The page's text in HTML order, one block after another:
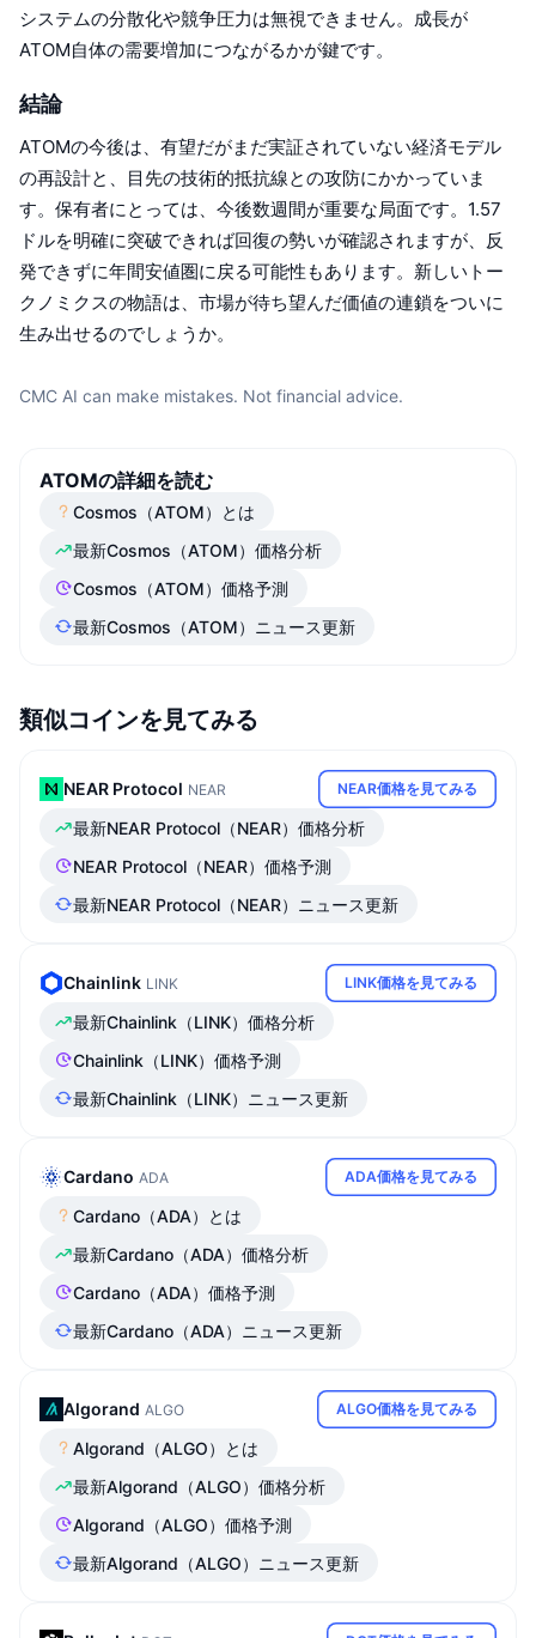
システムの分散化や競争圧力は無視できません。成長が
ATOM自体の需要増加につながるかが鍵です。
結論
ATOMの今後は、有望だがまだ実証されていない経済モデル
の再設計と、目先の技術的抵抗線との攻防にかかっていま
す。保有者にとっては、今後数週間が重要な局面です。1.57
ドルを明確に突破できれば回復の勢いが確認されますが、反
発できずに年間安値圏に戻る可能性もあります。新しいトー
クノミクスの物語は、市場が待ち望んだ価値の連鎖をついに
生み出せるのでしょうか。
CMC AI can make mistakes. Not financial advice.
ATOMの詳細を読む
Cosmos（ATOM）とは
最新Cosmos（ATOM）価格分析
Cosmos（ATOM）価格予測
最新Cosmos（ATOM）ニュース更新
類似コインを見てみる
NEAR Protocol NEAR NEAR価格を見てみる
最新NEAR Protocol（NEAR）価格分析
NEAR Protocol（NEAR）価格予測
最新NEAR Protocol（NEAR）ニュース更新
Chainlink LINK LINK価格を見てみる
最新Chainlink（LINK）価格分析
Chainlink（LINK）価格予測
最新Chainlink（LINK）ニュース更新
Cardano ADA ADA価格を見てみる
Cardano（ADA）とは
最新Cardano（ADA）価格分析
Cardano（ADA）価格予測
最新Cardano（ADA）ニュース更新
Algorand ALGO ALGO価格を見てみる
Algorand（ALGO）とは
最新Algorand（ALGO）価格分析
Algorand（ALGO）価格予測
最新Algorand（ALGO）ニュース更新